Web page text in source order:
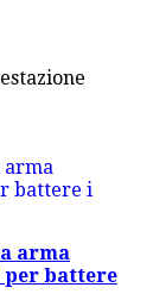
arma
per battere